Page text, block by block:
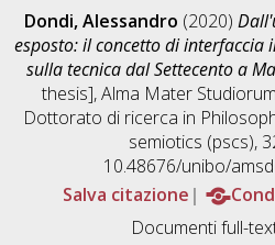
Dondi, Alessandro (2020)
esposto: il concetto di
sulla tecnica dal Settecento a
thesis], Alma Mater
Dottorato di ricerca in
semiotics (pscs),
10.48676/unibo/
Salva citazione
Documenti full-